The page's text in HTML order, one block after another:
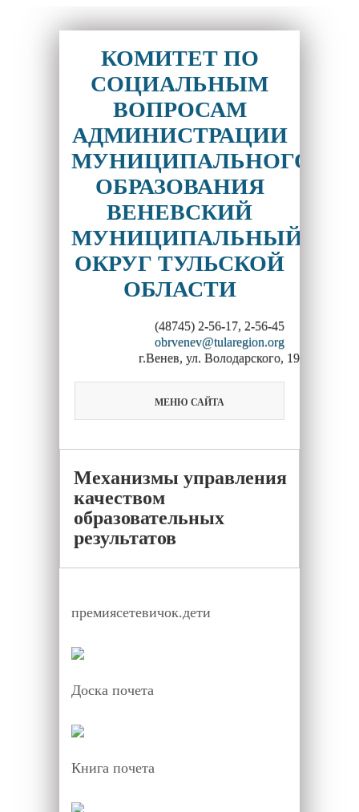
КОМИТЕТ ПО
СОЦИАЛЬНЫМ
ВОПРОСАМ
АДМИНИСТРАЦИИ
МУНИЦИПАЛЬНОГО
ОБРАЗОВАНИЯ
ВЕНЕВСКИЙ
МУНИЦИПАЛЬНЫЙ
ОКРУГ ТУЛЬСКОЙ
ОБЛАСТИ
(48745) 2-56-17, 2-56-45
obrvenev@tularegion.org
г.Венев, ул. Володарского, 19
МЕНЮ САЙТА
Механизмы управления
качеством
образовательных
результатов
премиясетевичок.дети
Доска почета
Книга почета